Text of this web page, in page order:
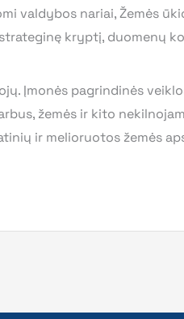
valdybos nariai, Žemės
kryptį, duomenų
Įmonės pagrindinės
žemės ir kito
ir melioruotos žemės